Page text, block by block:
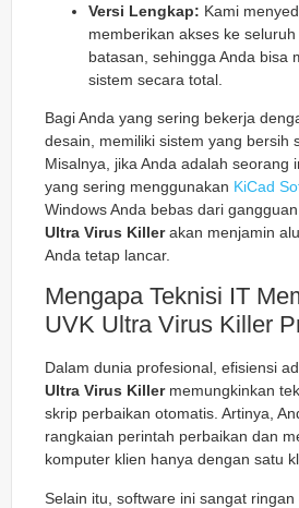
Versi Lengkap: Kami
memberikan akses ke
batasan, sehingga Anda bisa
sistem secara total.
Bagi Anda yang sering bekerja
desain, memiliki sistem yang bersih
Misalnya, jika Anda adalah seorang
yang sering menggunakan KiCad
Windows Anda bebas dari
Ultra Virus Killerakan menjamin
Anda tetap lancar.
Mengapa Teknisi IT
UVK Ultra Virus Killer
Dalam dunia profesional, efisiensi
Ultra Virus Killermemungkinkan
skrip perbaikan otomatis. Artinya,
rangkaian perintah perbaikan dan
komputer klien hanya dengan satu
Selain itu, software ini sangat